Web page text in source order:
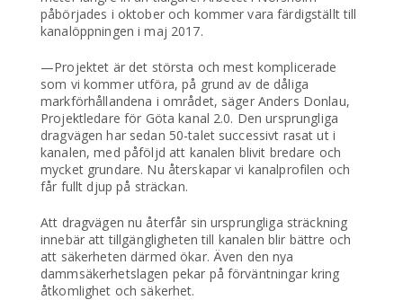
påbörjades i oktober och kommer vara färdigställt till
kanalöppningen i maj 2017.
—Projektet är det största och mest komplicerade
som vi kommer utföra, på grund av de dåliga
markförhållandena i området, säger Anders Donlau,
Projektledare för Göta kanal 2.0. Den ursprungliga
dragvägen har sedan 50-talet successivt rasat ut i
kanalen, med påföljd att kanalen blivit bredare och
mycket grundare. Nu återskapar vi kanalprofilen och
får fullt djup på sträckan.
Att dragvägen nu återfår sin ursprungliga sträckning
innebär att tillgängligheten till kanalen blir bättre och
att säkerheten därmed ökar. Även den nya
dammsäkerhetslagen pekar på förväntningar kring
åtkomlighet och säkerhet.